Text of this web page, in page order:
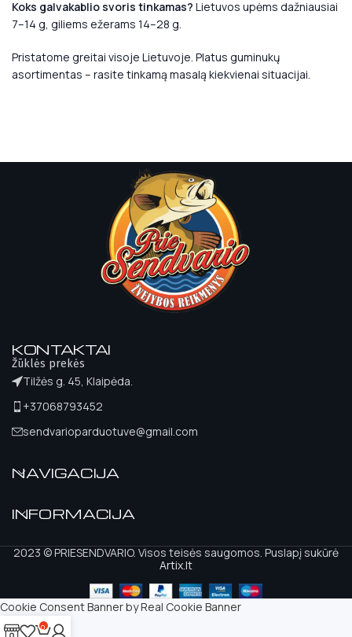
Koks galvakablio svoris tinkamas? Lietuvos upėms dažniausiai
7–14 g, giliems ežerams 14–28 g.
Pristatome greitai visoje Lietuvoje. Platus guminukų
asortimentas – rasite tinkamą masalą kiekvienai situacijai.
KONTAKTAI
Žūklės prekės
Tilžės g. 45, Klaipėda.
+37068793452
sendvarioparduotuve@gmail.com
NAVIGACIJA
INFORMACIJA
2023 © PRIESENDVARIO. Visos teisės saugomos. Puslapį sukūrė
Artix.lt
0
Cookie Consent Banner by Real Cookie Banner